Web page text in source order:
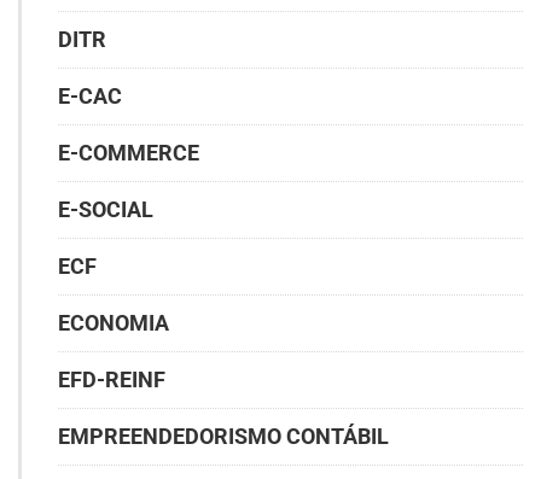
DITR
E-CAC
E-COMMERCE
E-SOCIAL
ECF
ECONOMIA
EFD-REINF
EMPREENDEDORISMO CONTÁBIL